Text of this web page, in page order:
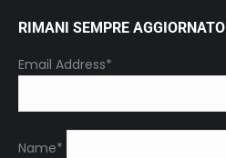
RIMANI SEMPRE AGGIORNATO
Email Address*
Name*